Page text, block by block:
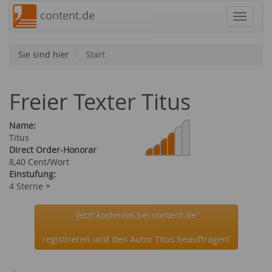
content.de
Sie sind hier Start
Freier Texter Titus
Name:
Titus
Direct Order-Honorar
8,40 Cent/Wort
Einstufung:
4 Sterne +
Jetzt kostenlos bei content.de
registrieren und den Autor Titus beauftragen!